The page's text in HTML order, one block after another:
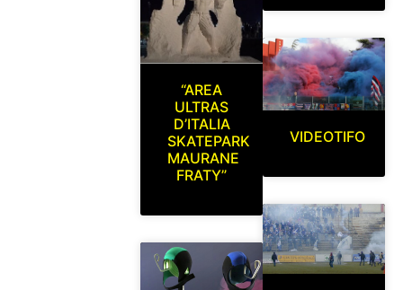
“AREA
ULTRAS
D’ITALIA
SKATEPARK
MAURANE
FRATY”
VIDEOTIFO